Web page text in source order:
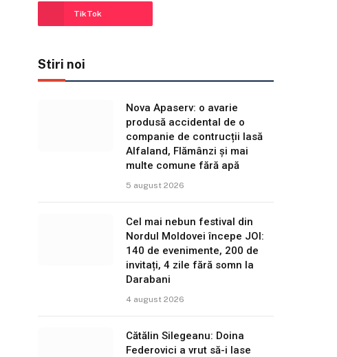
TikTok
Stiri noi
Nova Apaserv: o avarie
produsă accidental de o
companie de contrucții lasă
Alfaland, Flămânzi și mai
multe comune fără apă
5 august 2026
Cel mai nebun festival din
Nordul Moldovei începe JOI:
140 de evenimente, 200 de
invitați, 4 zile fără somn la
Darabani
4 august 2026
Cătălin Silegeanu: Doina
Federovici a vrut să-i lase